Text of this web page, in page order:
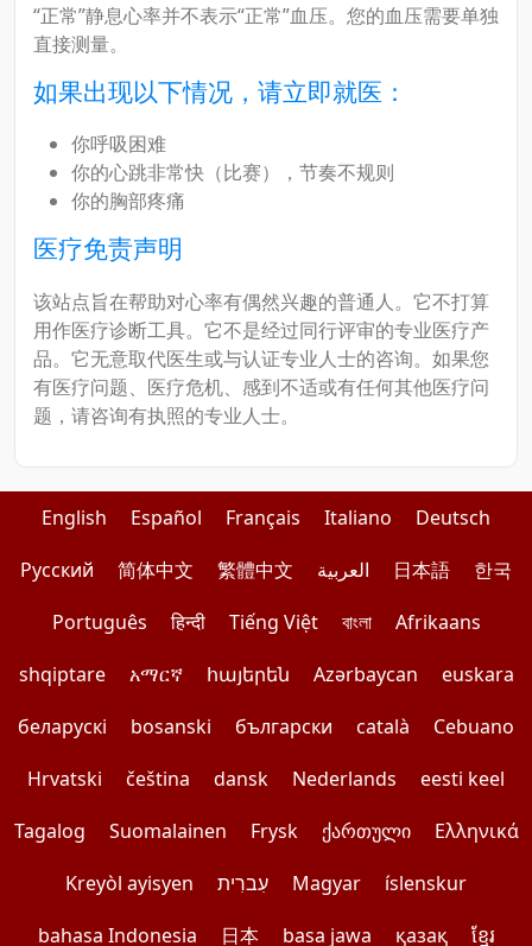
“正常”静息心率并不表示“正常”血压。您的血压需要单独
直接测量。
如果出现以下情况，请立即就医：
你呼吸困难
你的心跳非常快（比赛），节奏不规则
你的胸部疼痛
医疗免责声明
该站点旨在帮助对心率有偶然兴趣的普通人。它不打算
用作医疗诊断工具。它不是经过同行评审的专业医疗产
品。它无意取代医生或与认证专业人士的咨询。如果您
有医疗问题、医疗危机、感到不适或有任何其他医疗问
题，请咨询有执照的专业人士。
English Español Français Italiano
Deutsch
Pусский
简体中文 繁體中文 العربية 日本語
한국
Português
हिन्दी Tiếng Việt বাংলা
Afrikaans
shqiptare
አማርኛ հայերեն Azərbaycan
euskara
беларускі
bosanski български català
Cebuano
Hrvatski
čeština dansk Nederlands
eesti keel
Tagalog
Suomalainen Frysk ქართული
Ελληνικά
Kreyòl ayisyen
עִברִית Magyar
íslenskur
bahasa Indonesia
日本 basa jawa қазақ ខ្មែរ